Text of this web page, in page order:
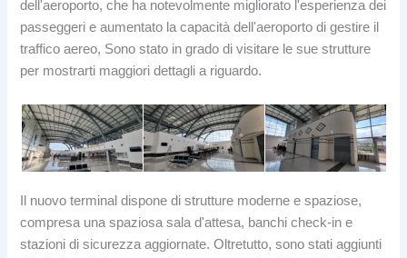
dell'aeroporto, che ha notevolmente migliorato l'esperienza dei
passeggeri e aumentato la capacità dell'aeroporto di gestire il
traffico aereo, Sono stato in grado di visitare le sue strutture
per mostrarti maggiori dettagli a riguardo.
Il nuovo terminal dispone di strutture moderne e spaziose,
compresa una spaziosa sala d'attesa, banchi check-in e
stazioni di sicurezza aggiornate. Oltretutto, sono stati aggiunti